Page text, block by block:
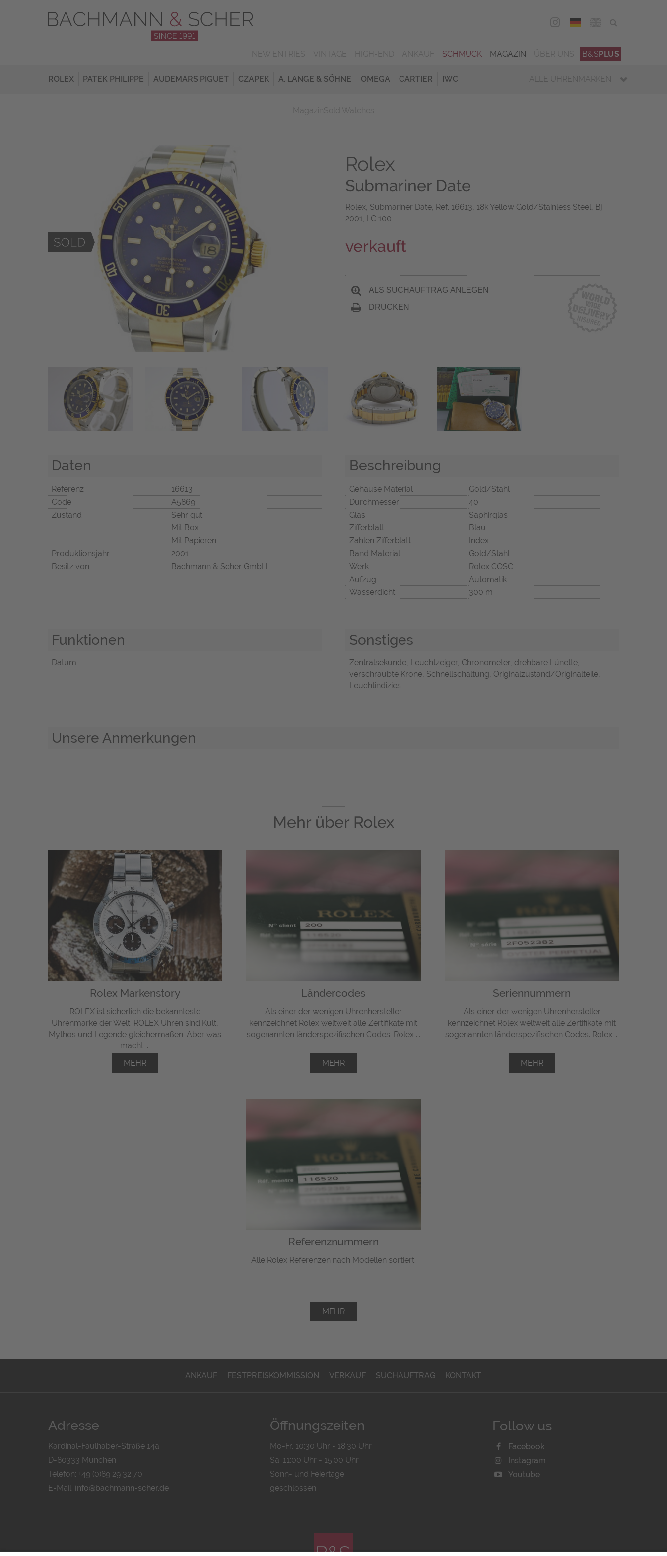
DEU
SCHMUCK MAGAZIN B&SPLUS
ROLEX PATEK PHILIPPE AUDEMARS PIGUET CZAPEK A. LANGE & SÖHNE OMEGA CARTIER IWC ALLE UHRENMARKEN
Rolex
Submariner Date
Rolex, Submariner Date, Ref. 16613, 18k Yellow Gold/Stainless Steel, Bj.
2001, LC 100
verkauft
ALS SUCHAUFTRAG ANLEGEN
DRUCKEN
Daten
Referenz
16613
Code
A5869
Zustand
Sehr gut
Mit Box
Mit Papieren
Produktionsjahr
2001
Besitz von
Bachmann & Scher GmbH
Beschreibung
Gehäuse Material
Gold/Stahl
Durchmesser
40
Glas
Saphirglas
Zifferblatt
Blau
Zahlen Zifferblatt
Index
Band Material
Gold/Stahl
Werk
Rolex COSC
Aufzug
Automatik
Wasserdicht
300 m
Funktionen
Datum
Sonstiges
Zentralsekunde, Leuchtzeiger, Chronometer, drehbare Lünette,
verschraubte Krone, Schnellschaltung, Originalzustand/Originalteile,
Leuchtindizies
Unsere Anmerkungen
Mehr über Rolex
Rolex Markenstory
ROLEX ist sicherlich die bekannteste
Uhrenmarke der Welt. ROLEX Uhren sind Kult,
Mythos und Legende gleichermaßen. Aber was
macht ...
MEHR
Ländercodes
Als einer der wenigen Uhrenhersteller
kennzeichnet Rolex weltweit alle Zertifikate mit
sogenannten länderspezifischen Codes. Rolex ...
MEHR
Seriennummern
Als einer der wenigen Uhrenhersteller
kennzeichnet Rolex weltweit alle Zertifikate mit
sogenannten länderspezifischen Codes. Rolex ...
MEHR
Referenznummern
Alle Rolex Referenzen nach Modellen sortiert.
MEHR
ANKAUF FESTPREISKOMMISSION VERKAUF SUCHAUFTRAG KONTAKT
Adresse
Kardinal-Faulhaber-Straße 14a
D-80333 München
Telefon: +49 (0)89 29 32 70
E-Mail: info@bachmann-scher.de
Öffnungszeiten
Mo-Fr. 10:30 Uhr - 18:30 Uhr
Sa. 11:00 Uhr - 15.00 Uhr
Sonn- und Feiertage
geschlossen
Follow us
Facebook
Instagram
Youtube